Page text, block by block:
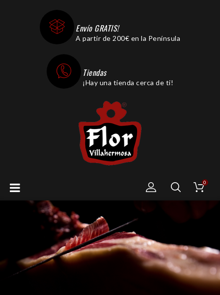
Envío GRATIS!
A partir de 200€ en la Península
Tiendas
¡Hay una tienda cerca de ti!
0